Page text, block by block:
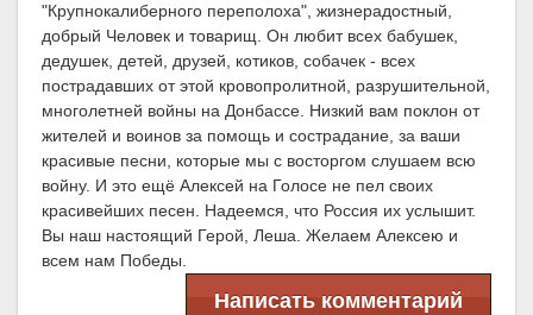
"Крупнокалиберного переполоха", жизнерадостный,
добрый Человек и товарищ. Он любит всех бабушек,
дедушек, детей, друзей, котиков, собачек - всех
пострадавших от этой кровопролитной, разрушительной,
многолетней войны на Донбассе. Низкий вам поклон от
жителей и воинов за помощь и сострадание, за ваши
красивые песни, которые мы с восторгом слушаем всю
войну. И это ещё Алексей на Голосе не пел своих
красивейших песен. Надеемся, что Россия их услышит.
Вы наш настоящий Герой, Леша. Желаем Алексею и
всем нам Победы.
Написать комментарий